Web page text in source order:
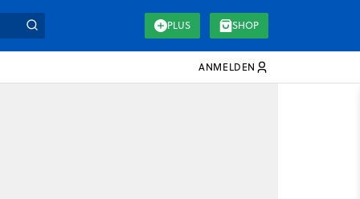
PLUS SHOP
ANMELDEN